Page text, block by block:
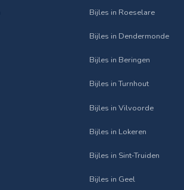
Bijles in Roeselare
Bijles in Dendermonde
Bijles in Beringen
Bijles in Turnhout
Bijles in Vilvoorde
Bijles in Lokeren
Bijles in Sint‑Truiden
Bijles in Geel